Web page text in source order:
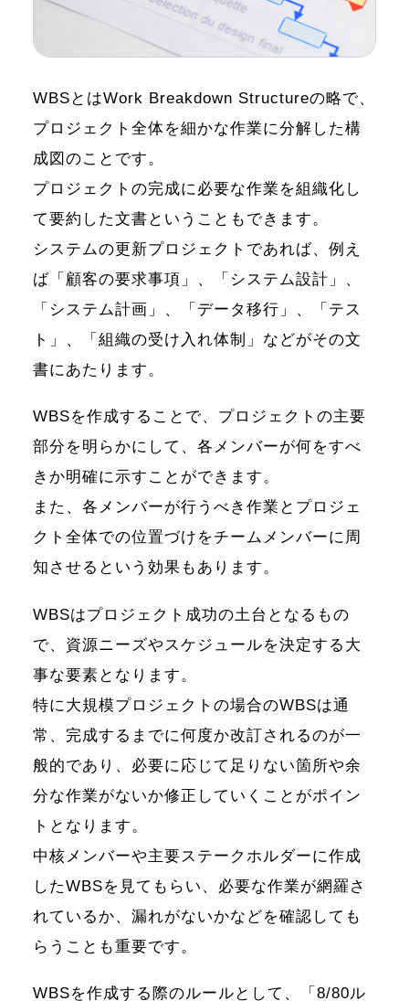
WBSとはWork Breakdown Structureの略で、
プロジェクト全体を細かな作業に分解した構
成図のことです。
プロジェクトの完成に必要な作業を組織化し
て要約した文書ということもできます。
システムの更新プロジェクトであれば、例え
ば「顧客の要求事項」、「システム設計」、
「システム計画」、「データ移行」、「テス
ト」、「組織の受け入れ体制」などがその文
書にあたります。
WBSを作成することで、プロジェクトの主要
部分を明らかにして、各メンバーが何をすべ
きか明確に示すことができます。
また、各メンバーが行うべき作業とプロジェ
クト全体での位置づけをチームメンバーに周
知させるという効果もあります。
WBSはプロジェクト成功の土台となるもの
で、資源ニーズやスケジュールを決定する大
事な要素となります。
特に大規模プロジェクトの場合のWBSは通
常、完成するまでに何度か改訂されるのが一
般的であり、必要に応じて足りない箇所や余
分な作業がないか修正していくことがポイン
トとなります。
中核メンバーや主要ステークホルダーに作成
したWBSを見てもらい、必要な作業が網羅さ
れているか、漏れがないかなどを確認しても
らうことも重要です。
WBSを作成する際のルールとして、「8/80ル